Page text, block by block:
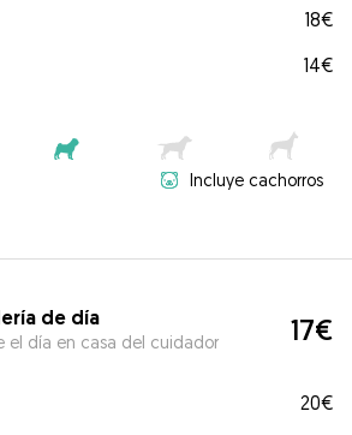
18€
14€
Incluye cachorros
de día
el día en casa del cuidador 17€
20€